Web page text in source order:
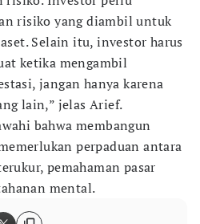
risiko yang diambil untuk
Selain itu, investor harus
ketika mengambil
jangan hanya karena
lain,” jelas Arief.
bahwa membangun
perpaduan antara
pemahaman pasar
mental.